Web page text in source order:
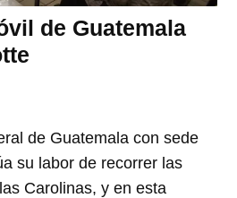
de Guatemala
de Guatemala con sede
su labor de recorrer las
Carolinas, y en esta